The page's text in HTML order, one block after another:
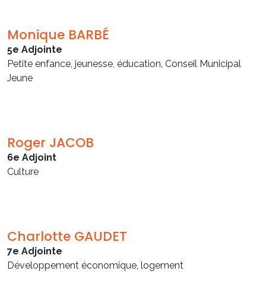
Monique BARBÉ
5e Adjointe
Petite enfance, jeunesse, éducation, Conseil Municipal
Jeune
Roger JACOB
6e Adjoint
Culture
Charlotte GAUDET
7e Adjointe
Développement économique, logement